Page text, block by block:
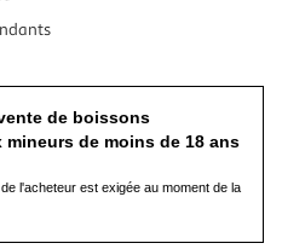
de boissons
de moins de 18 ans
l'acheteur est exigée au moment de la